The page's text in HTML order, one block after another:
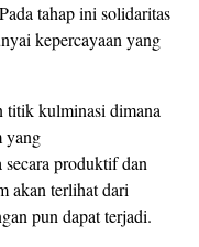
tahap ini solidaritas
kepercayaan yang
titik kulminasi dimana
yang
produktif dan
akan terlihat dari
pun dapat terjadi.